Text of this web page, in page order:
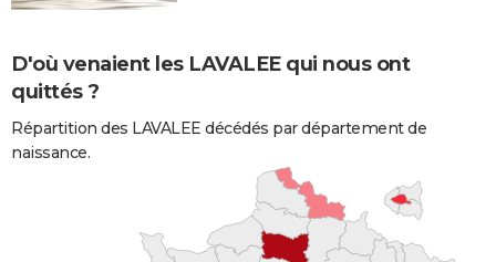
D'où venaient les LAVALEE qui nous ont
quittés ?
Répartition des LAVALEE décédés par département de
naissance.